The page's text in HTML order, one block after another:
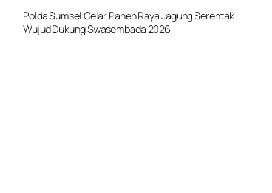
Polda Sumsel Gelar Panen Raya Jagung Serentak
Wujud Dukung Swasembada 2026